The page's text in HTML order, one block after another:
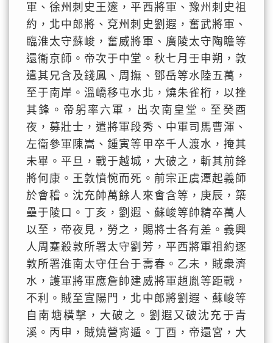
軍、徐州刺史王邃，平西將軍、豫州刺史祖
約，北中郎將、兗州刺史劉遐，奮武將軍、
臨淮太守蘇峻，奮威將軍、廣陵太守陶瞻等
還衞京師。帝次于中堂。秋七月壬申朔，敦
遣其兄含及錢鳳、周撫、鄧岳等水陸五萬，
至于南岸。溫嶠移屯水北，燒朱雀桁，以挫
其鋒。帝躬率六軍，出次南皇堂。至癸酉
夜，募壯士，遣將軍段秀、中軍司馬曹渾、
左衞參軍陳嵩、鍾寅等甲卒千人渡水，掩其
未畢。平旦，戰于越城，大破之，斬其前鋒
將何康。王敦憤惋而死。前宗正虞潭起義師
於會稽。沈充帥萬餘人來會含等，庚辰，築
壘于陵口。丁亥，劉遐、蘇峻等帥精卒萬人
以至，帝夜見，勞之，賜將士各有差。義興
人周蹇殺敦所署太守劉芳，平西將軍祖約逐
敦所署淮南太守任台于壽春。乙未，賊衆濟
水，護軍將軍應詹帥建威將軍趙胤等距戰，
不利。賊至宣陽門，北中郎將劉遐、蘇峻等
自南塘橫擊，大破之。劉遐又破沈充于青
溪。丙申，賊燒營宵遁。丁酉，帝還宮，大